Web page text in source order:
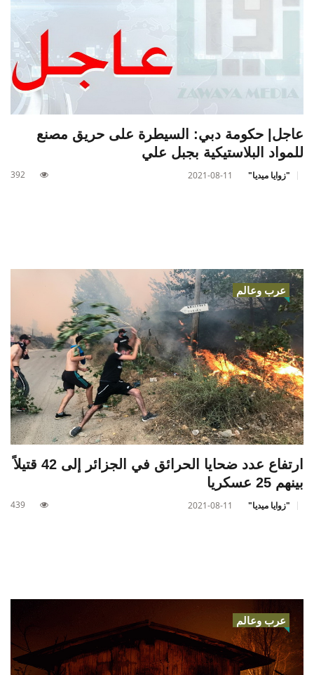
عاجل| حكومة دبي: السيطرة على حريق مصنع
للمواد البلاستيكية بجبل علي
"زوايا ميديا" 2021-08-11
392
عرب وعالم
ارتفاع عدد ضحايا الحرائق في الجزائر إلى 42 قتيلاً
بينهم 25 عسكريا
"زوايا ميديا" 2021-08-11
439
عرب وعالم